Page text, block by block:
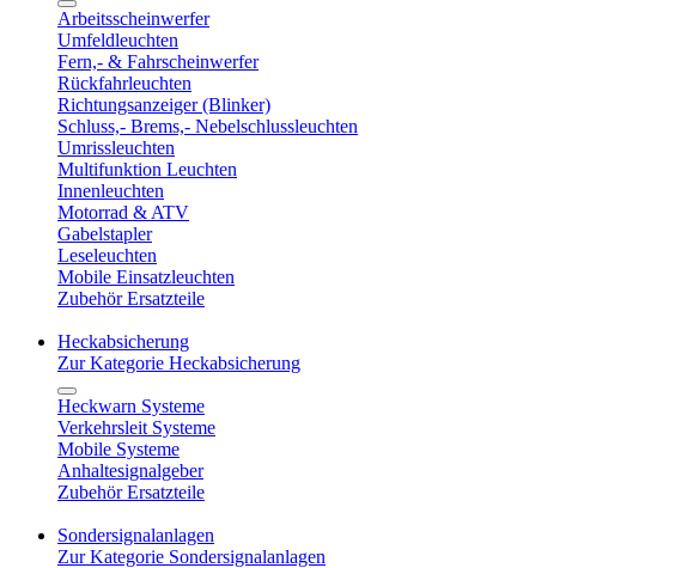
Arbeitsscheinwerfer
Umfeldleuchten
Fern,- & Fahrscheinwerfer
Rückfahrleuchten
Richtungsanzeiger (Blinker)
Schluss,- Brems,- Nebelschlussleuchten
Umrissleuchten
Multifunktion Leuchten
Innenleuchten
Motorrad & ATV
Gabelstapler
Leseleuchten
Mobile Einsatzleuchten
Zubehör Ersatzteile
Heckabsicherung
Zur Kategorie Heckabsicherung
Heckwarn Systeme
Verkehrsleit Systeme
Mobile Systeme
Anhaltesignalgeber
Zubehör Ersatzteile
Sondersignalanlagen
Zur Kategorie Sondersignalanlagen